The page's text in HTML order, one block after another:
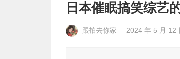
日本催眠搞笑综艺
跟拍去你家 2024 年 5 月 12